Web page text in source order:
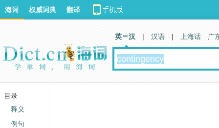
海词 权威词典 翻译
英 汉 | 汉语 | 上海话 广
目录
释义
例句